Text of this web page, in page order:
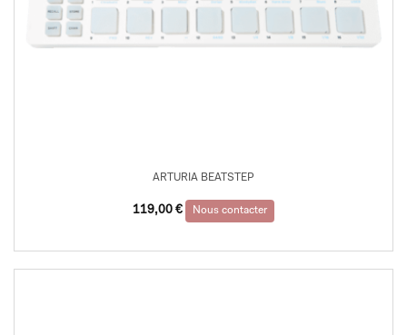
ARTURIA BEATSTEP
119,00 € Nous contacter